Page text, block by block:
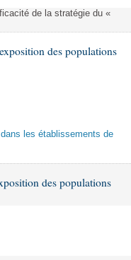
de la stratégie du «
des populations
les établissements de
des populations